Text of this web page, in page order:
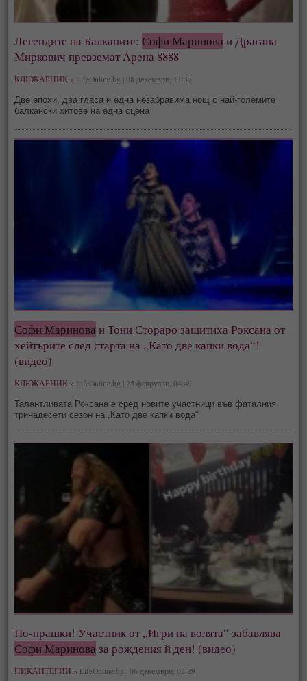
Легендите на Балканите: Софи Маринова и Драгана
Миркович превземат Арена 8888
КЛЮКАРНИК » LifeOnline.bg | 08 декември, 11:37
Две епохи, два гласа и една незабравима нощ с най-големите
балкански хитове на една сцена
Софи Маринова и Тони Стораро защитиха Роксана от
хейтърите след старта на „Като две капки вода“!
(видео)
КЛЮКАРНИК » LifeOnline.bg | 25 февруари, 04:49
Талантливата Роксана е сред новите участници във фаталния
тринадесети сезон на „Като две капки вода“
По-прашки! Участник от „Игри на волята“ забавлява
Софи Маринова за рождения й ден! (видео)
ПИКАНТЕРИИ » LifeOnline.bg | 06 декември, 02:29